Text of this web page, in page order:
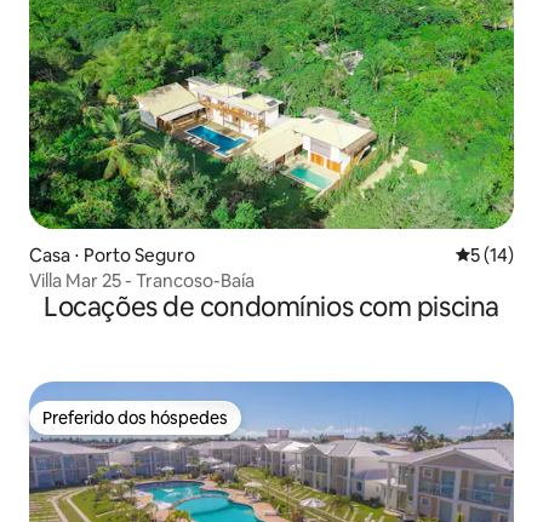
Casa ⋅ Porto Seguro 5 de uma
5 (14)
Villa Mar 25 - Trancoso-Baía
Locações de condomínios com piscina
Preferido dos hóspedes
Preferido dos hóspedes